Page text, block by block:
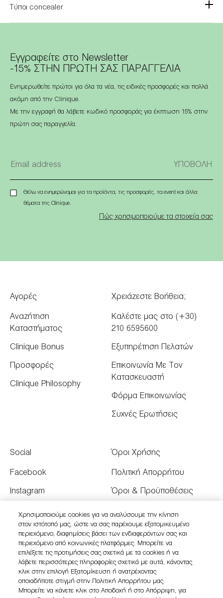
Τύποι concealer
Εγγραφείτε στο Newsletter
-15% ΣΤΗΝ ΠΡΩΤΗ ΣΑΣ ΠΑΡΑΓΓΕΛΙΑ
Ενημερωθείτε πρώτοι για όλα τα νέα, τις ειδικές προσφορές και πολλά
ακόμη από την Clinique.
Με την εγγραφή θα λάβετε κωδικό προσφοράς για έκπτωση 15% στην
πρώτη σας παραγγελία.
Θέλω να ενημερώνομαι για τα προϊόντα, τις προσφορές, τα event και άλλα
θέματα της Clinique.
Πώς χρησιμοποιούμε τα στοιχεία σας
Αγορές
Αναζήτηση
Καταστήματος
Clinique Bonus
Προσφορές
Clinique Philosophy
Χρειάζεστε Βοήθεια;
Καλέστε μας στο (+30)
210 6595600
Εξυπηρέτηση Πελατών
Επικοινωνία Με Τον
Κατασκευαστή
Φόρμα Επικοινωνίας
Συχνές Ερωτήσεις
Social
Facebook
Instagram
Twitter
Όροι Χρήσης
Πολιτική Απορρήτου
Όροι & Προϋποθέσεις
Διαχειριστείτε τα Cookies
του Ιστότοπου
Χρησιμοποιούμε cookies για να αναλύσουμε την κίνηση
στον ιστότοπό μας, ώστε να σας παρέχουμε εξατομικευμένο
περιεχόμενο, διαφημίσεις βάσει των ενδιαφερόντων σας και
περιεχόμενο από κοινωνικές πλατφόρμες. Μπορείτε να
επιλέξετε τις προτιμήσεις σας σχετικά με τα cookies ή να
λάβετε περισσότερες πληροφορίες σχετικά με αυτά, κάνοντας
κλικ στην επιλογή Εξατομίκευση ή ανατρέχοντας
οποιαδήποτε στιγμή στην Πολιτική Απορρήτου μας.
Μπορείτε να κάνετε κλικ στο Αποδοχή ή στο Απόρριψη, για